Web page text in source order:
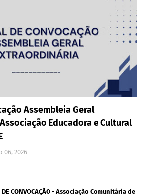
Assembleia Geral
Educadora e Cultural
06, 2026
DE CONVOCAÇÃO - Associação Comunitária de